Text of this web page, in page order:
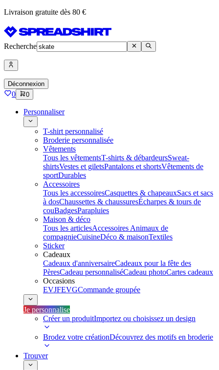
Livraison gratuite dès 80 €
Recherche
Déconnexion
0 0
Personnaliser
T-shirt personnalisé
Broderie personnalisée
Vêtements
Tous les vêtementsT-shirts & débardeursSweat-
shirtsVestes et giletsPantalons et shortsVêtements de
sportDurables
Accessoires
Tous les accessoiresCasquettes & chapeauxSacs et sacs
à dosChaussettes & chaussuresÉcharpes & tours de
couBadgesParapluies
Maison & déco
Tous les articlesAccessoires Animaux de
compagnieCuisineDéco & maisonTextiles
Sticker
Cadeaux
Cadeaux d'anniversaireCadeaux pour la fête des
PèresCadeau personnaliséCadeau photoCartes cadeaux
Occasions
EVJFEVGCommande groupée
Je personnalise
Créer un produitImportez ou choisissez un design
Brodez votre créationDécouvrez des motifs en broderie
Trouver